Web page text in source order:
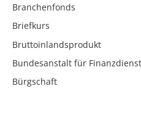
Branchenfonds
Briefkurs
Bruttoinlandsprodukt
Bundesanstalt für
Bürgschaft